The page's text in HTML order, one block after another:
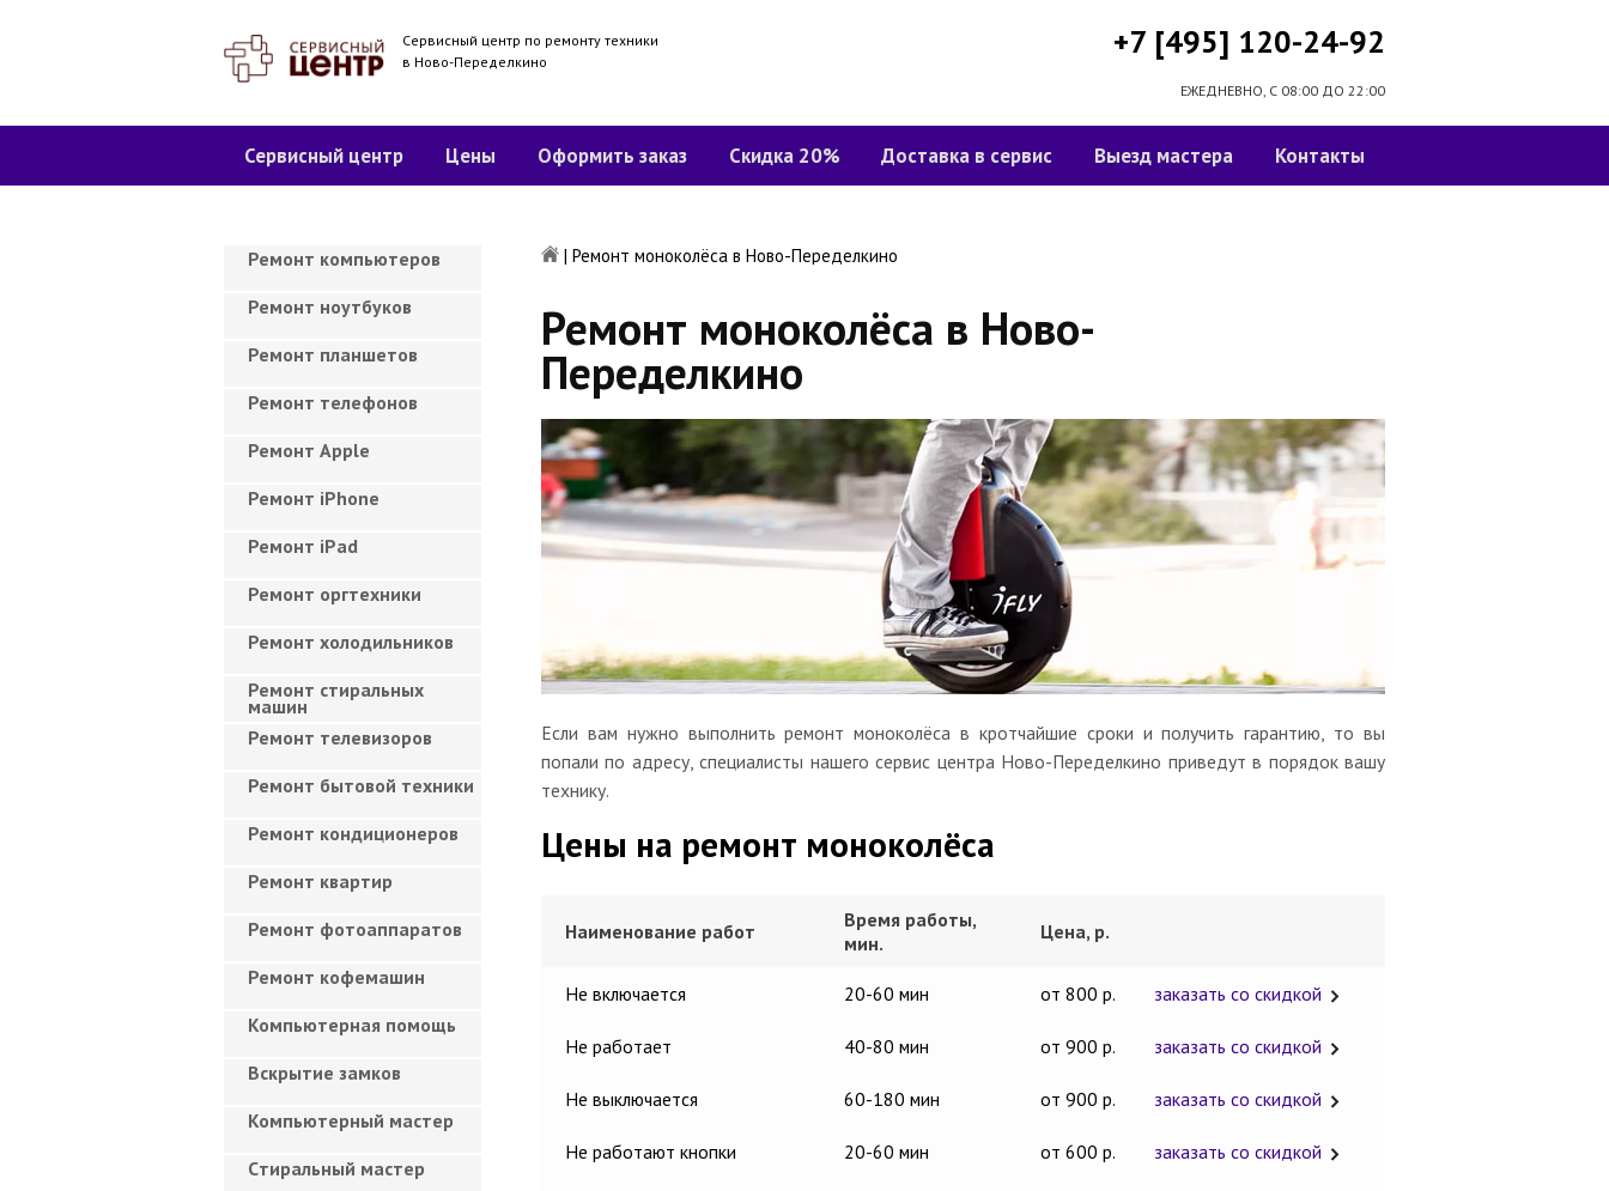
Сервисный центр по ремонту техники
в Ново-Переделкино
+7 [495] 120-24-92
ЕЖЕДНЕВНО, С 08:00 ДО 22:00
Сервисный центр Цены Оформить заказ Скидка 20% Доставка в сервис Выезд мастера Контакты
| Ремонт моноколёса в Ново-Переделкино
Ремонт моноколёса в Ново-
Переделкино
Если вам нужно выполнить ремонт моноколёса в кротчайшие сроки и получить гарантию, то вы
попали по адресу, специалисты нашего сервис центра Ново-Переделкино приведут в порядок вашу
технику.
Цены на ремонт моноколёса
Наименование работ
Время работы,
мин.
Цена, р.
Не включается 20-60 мин от 800 р. заказать со скидкой
Не работает 40-80 мин от 900 р. заказать со скидкой
Не выключается 60-180 мин от 900 р. заказать со скидкой
Не работают кнопки 20-60 мин от 600 р. заказать со скидкой
Ремонт компьютеров
Ремонт ноутбуков
Ремонт планшетов
Ремонт телефонов
Ремонт Apple
Ремонт iPhone
Ремонт iPad
Ремонт оргтехники
Ремонт холодильников
Ремонт стиральных
машин
Ремонт телевизоров
Ремонт бытовой техники
Ремонт кондиционеров
Ремонт квартир
Ремонт фотоаппаратов
Ремонт кофемашин
Компьютерная помощь
Вскрытие замков
Компьютерный мастер
Cтиральный мастер